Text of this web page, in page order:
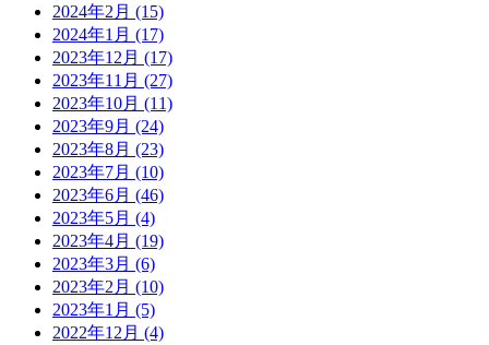
2024年2月 (15)
2024年1月 (17)
2023年12月 (17)
2023年11月 (27)
2023年10月 (11)
2023年9月 (24)
2023年8月 (23)
2023年7月 (10)
2023年6月 (46)
2023年5月 (4)
2023年4月 (19)
2023年3月 (6)
2023年2月 (10)
2023年1月 (5)
2022年12月 (4)